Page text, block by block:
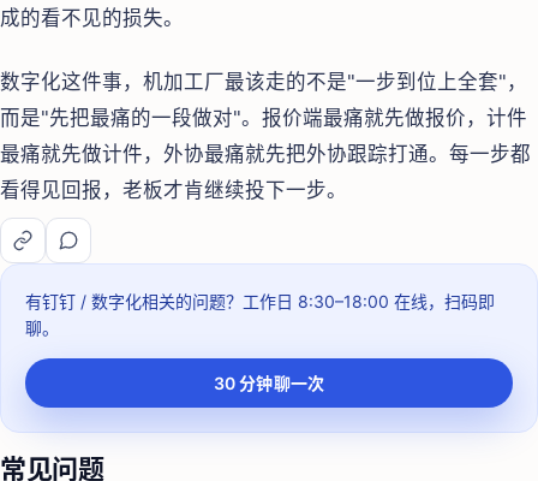
成的看不见的损失。
数字化这件事，机加工厂最该走的不是"一步到位上全套"，
而是"先把最痛的一段做对"。报价端最痛就先做报价，计件
最痛就先做计件，外协最痛就先把外协跟踪打通。每一步都
看得见回报，老板才肯继续投下一步。
有钉钉 / 数字化相关的问题？ 工作日 8:30–18:00 在线，扫码即
聊。
30 分钟聊一次
常见问题